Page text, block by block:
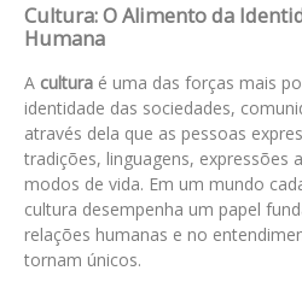
Cultura: O Alimento da
Humana
A cultura é uma das forças mais
identidade das sociedades,
através dela que as pessoas
tradições, linguagens, expressões
modos de vida. Em um mundo
cultura desempenha um papel
relações humanas e no
tornam únicos.